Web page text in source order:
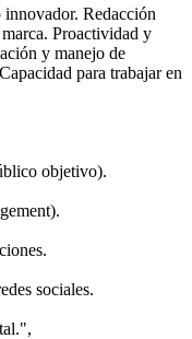
Redacción
Proactividad y
y manejo de
para trabajar en
objetivo).
sociales.